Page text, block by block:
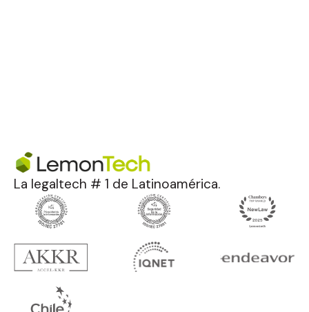
La legaltech # 1 de Latinoamérica.